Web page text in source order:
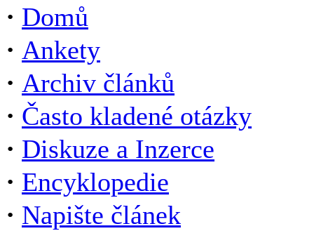
· Domů
· Ankety
· Archiv článků
· Často kladené otázky
· Diskuze a Inzerce
· Encyklopedie
· Napište článek